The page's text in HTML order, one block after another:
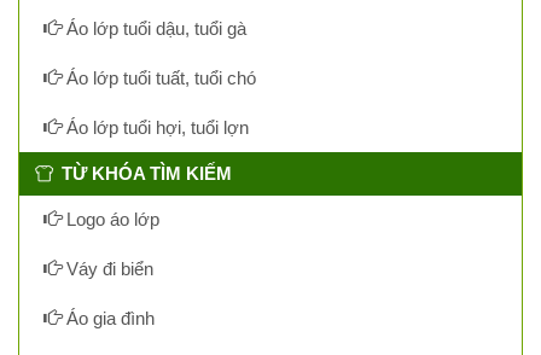
Áo lớp tuổi dậu, tuổi gà
Áo lớp tuổi tuất, tuổi chó
Áo lớp tuổi hợi, tuổi lợn
TỪ KHÓA TÌM KIẾM
Logo áo lớp
Váy đi biển
Áo gia đình